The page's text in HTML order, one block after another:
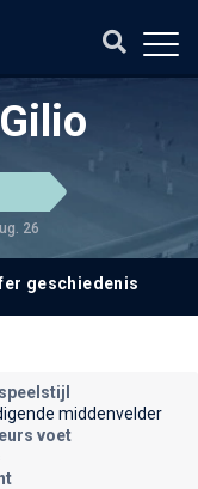
26
geschiedenis
middenvelder
voet